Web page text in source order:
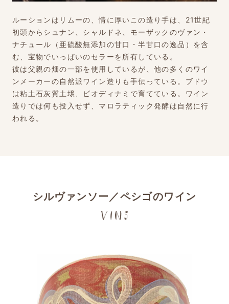
ルーションはリムーの、情に厚いこの造り手は、21世紀
初頭からシュナン、シャルドネ、モーザックのヴァン・
ナチュール（亜硫酸無添加の甘口・半甘口の逸品）を含
む、宝物でいっぱいのセラーを所有している。
彼は父親の畑の一部を使用しているが、他の多くのワイ
ンメーカーの自然派ワイン造りも手伝っている。ブドウ
は粘土石灰質土壌、ビオディナミで育てている。ワイン
造りでは何も投入せず、マロラティック発酵は自然に行
われる。
シルヴァンソー／ペシゴのワイン